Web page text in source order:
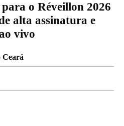
o Réveillon 2026
alta assinatura e
vivo